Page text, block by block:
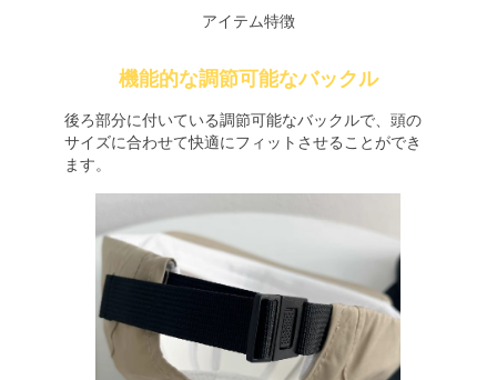
アイテム特徴
機能的な調節可能なバックル
後ろ部分に付いている調節可能なバックルで、頭の
サイズに合わせて快適にフィットさせることができ
ます。